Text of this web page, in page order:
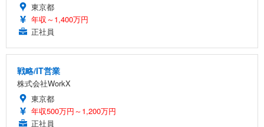
東京都
年収～1,400万円
正社員
戦略/IT営業
株式会社WorkX
東京都
年収500万円～1,200万円
正社員